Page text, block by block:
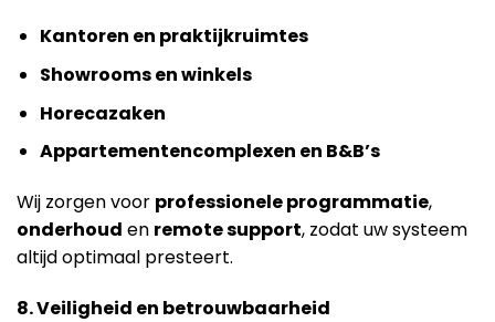
Kantoren en praktijkruimtes
Showrooms en winkels
Horecazaken
Appartementencomplexen en B&B’s
Wij zorgen voor professionele programmatie,
onderhoud en remote support, zodat uw systeem
altijd optimaal presteert.
8. Veiligheid en betrouwbaarheid